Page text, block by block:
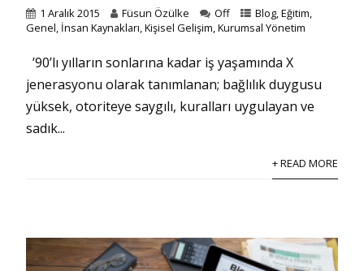
1 Aralık 2015 Füsun Özülke Off Blog,Eğitim,
Genel, İnsan Kaynakları,Kişisel Gelişim,Kurumsal Yönetim
’90’lı yılların sonlarına kadar iş yaşamında X
jenerasyonu olarak tanımlanan; bağlılık duygusu
yüksek, otoriteye saygılı, kuralları uygulayan ve
sadık...
+ READ MORE